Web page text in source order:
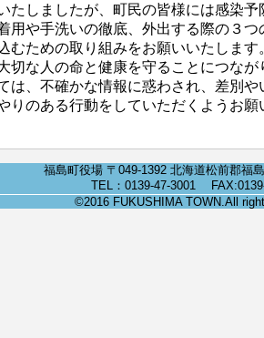
たしましたが、町民の皆様には感染
用や手洗いの徹底、外出する際の３
むための取り組みをお願いいたします
切な人の命と健康を守ることにつな
は、不確かな情報に惑わされ、差別
りのある行動をしていただくようお願
福島町役場 〒049-1392 北海道松前郡福
TEL：0139-47-3001
©2016 FUKUSHIMA TOWN.All